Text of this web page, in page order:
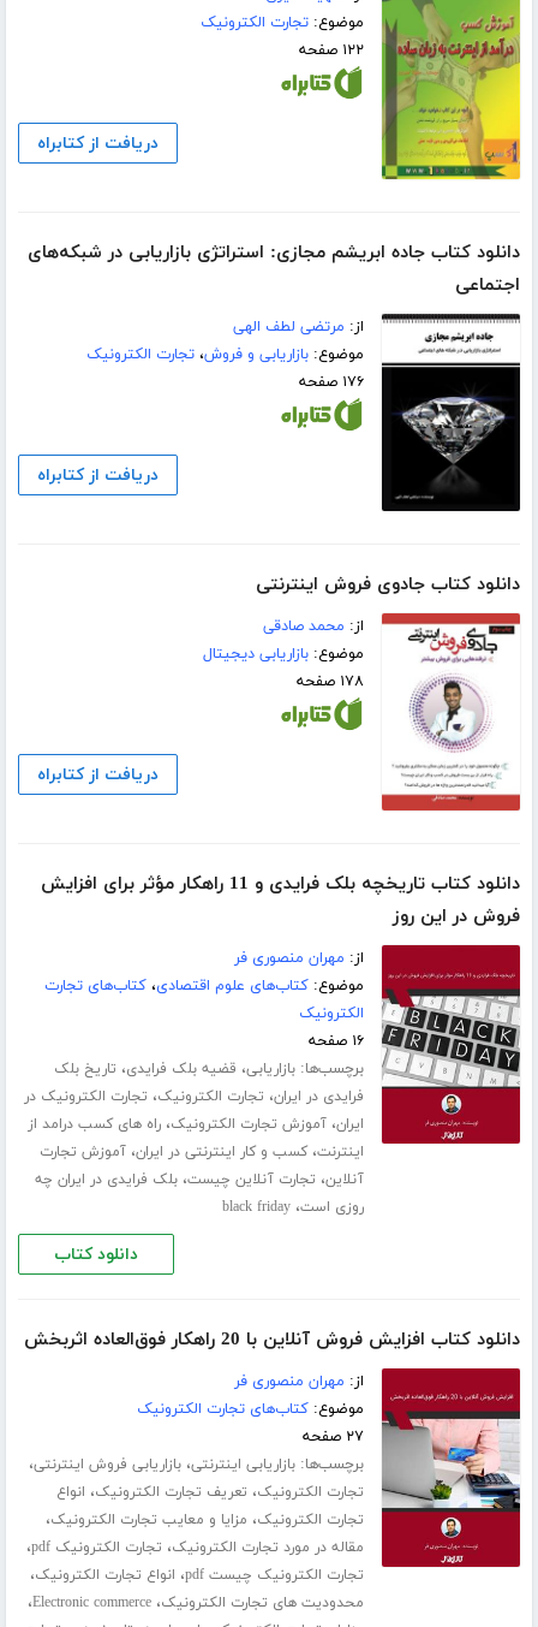
موضوع:تجارت الکترونیک
۱۲۲ صفحه
دریافت از کتابراه
دانلود کتاب جاده ابریشم مجازی: استراتژی بازاریابی در شبکه‌های
اجتماعی
از: مرتضی لطف الهی
موضوع:بازاریابی و فروش،تجارت الکترونیک
۱۷۶ صفحه
دریافت از کتابراه
دانلود کتاب جادوی فروش اینترنتی
از: محمد صادقی
موضوع:بازاریابی دیجیتال
۱۷۸ صفحه
دریافت از کتابراه
دانلود کتاب تاریخچه بلک فرایدی و 11 راهکار مؤثر برای افزایش
فروش در این روز
از: مهران منصوری فر
موضوع:کتاب‌های علوم اقتصادی،کتاب‌های تجارت
الکترونیک
۱۶ صفحه
برچسب‌ها:بازاریابی، قضیه بلک فرایدی، تاریخ بلک
فرایدی در ایران، تجارت الکترونیک، تجارت الکترونیک در
ایران،آموزش تجارت الکترونیک،راه های کسب درامد از
اینترنت،کسب و کار اینترنتی در ایران،آموزش تجارت
آنلاین، تجارت آنلاین چیست،بلک فرایدی در ایران چه
روزی است،black friday
دانلود کتاب
دانلود کتاب افزایش فروش آنلاین با 20 راهکار فوق‌العاده اثربخش
از: مهران منصوری فر
موضوع:کتاب‌های تجارت الکترونیک
۲۷ صفحه
برچسب‌ها:بازاریابی اینترنتی،بازاریابی فروش اینترنتی،
تجارت الکترونیک، تعریف تجارت الکترونیک، انواع
تجارت الکترونیک، مزایا و معایب تجارت الکترونیک،
مقاله در مورد تجارت الکترونیک، تجارت الکترونیک pdf ،
تجارت الکترونیک چیست pdf ، انواع تجارت الکترونیک،
محدودیت های تجارت الکترونیک،Electronic commerce،